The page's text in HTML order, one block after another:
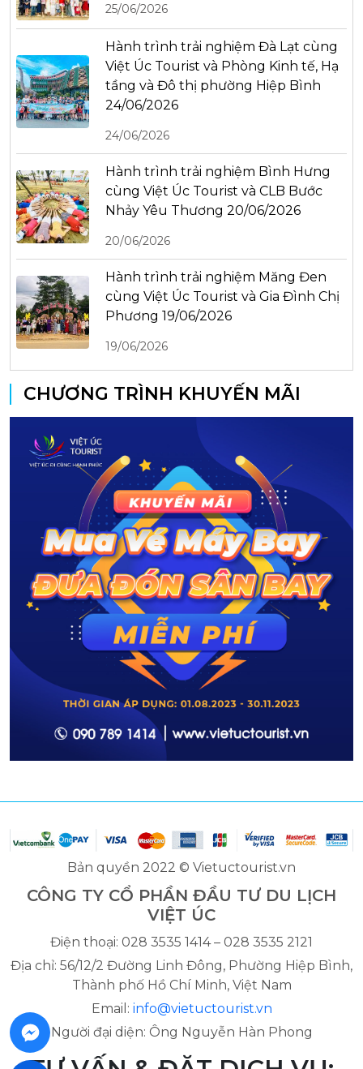
25/06/2026
Hành trình trải nghiệm Đà Lạt cùng
Việt Úc Tourist và Phòng Kinh tế, Hạ
tầng và Đô thị phường Hiệp Bình
24/06/2026
24/06/2026
Hành trình trải nghiệm Bình Hưng
cùng Việt Úc Tourist và CLB Bước
Nhảy Yêu Thương 20/06/2026
20/06/2026
Hành trình trải nghiệm Măng Đen
cùng Việt Úc Tourist và Gia Đình Chị
Phương 19/06/2026
19/06/2026
CHƯƠNG TRÌNH KHUYẾN MÃI
Bản quyền 2022 © Vietuctourist.vn
CÔNG TY CỔ PHẦN ĐẦU TƯ DU LỊCH
VIỆT ÚC
Điện thoại: 028 3535 1414 – 028 3535 2121
Địa chỉ: 56/12/2 Đường Linh Đông, Phường Hiệp Bình,
Thành phố Hồ Chí Minh, Việt Nam
Email: info@vietuctourist.vn
Người đại diện: Ông Nguyễn Hàn Phong